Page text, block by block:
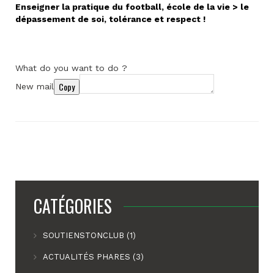
Enseigner la pratique du football, école de la vie > le
dépassement de soi, tolérance et respect !
What do you want to do ?
New mail
Copy
CATÉGORIES
SOUTIENSTONCLUB (1)
ACTUALITÉS PHARES (3)